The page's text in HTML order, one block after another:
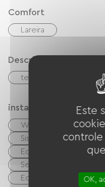
ambiente natural
Comfort
Lareira
Descrição
terraço
instalações
Wi-Fi grátis TV
Sistema de som Hi-Fi
Equipamento para
Secador de cabelo
Equipamento de
Este
controle
OK,